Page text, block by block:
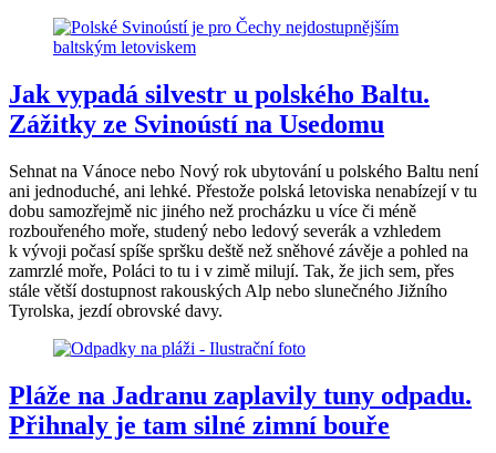
Jak vypadá silvestr u polského Baltu.
Zážitky ze Svinoústí na Usedomu
Sehnat na Vánoce nebo Nový rok ubytování u polského Baltu není
ani jednoduché, ani lehké. Přestože polská letoviska nenabízejí v tu
dobu samozřejmě nic jiného než procházku u více či méně
rozbouřeného moře, studený nebo ledový severák a vzhledem
k vývoji počasí spíše spršku deště než sněhové závěje a pohled na
zamrzlé moře, Poláci to tu i v zimě milují. Tak, že jich sem, přes
stále větší dostupnost rakouských Alp nebo slunečného Jižního
Tyrolska, jezdí obrovské davy.
Pláže na Jadranu zaplavily tuny odpadu.
Přihnaly je tam silné zimní bouře